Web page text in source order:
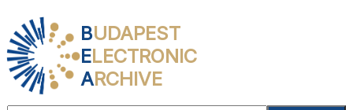
BUDAPEST
ELECTRONIC
ARCHIVE